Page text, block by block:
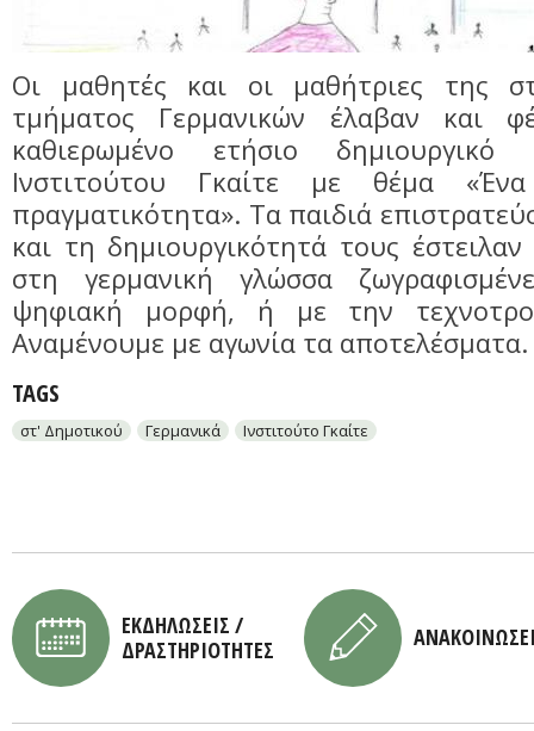
Οι μαθητές και οι μαθήτριες της
τμήματος Γερμανικών έλαβαν και
καθιερωμένο ετήσιο δημιουργικό
Ινστιτούτου Γκαίτε με θέμα «Ένα
πραγματικότητα». Τα παιδιά
και τη δημιουργικότητά τους έστειλαν
στη γερμανική γλώσσα
ψηφιακή μορφή, ή με την
Αναμένουμε με αγωνία τα αποτελέσματα.
TAGS
στ' Δημοτικού Γερμανικά Ινστιτούτο Γκαίτε
ΕΚΔΗΛΩΣΕΙΣ /
ΔΡΑΣΤΗΡΙΟΤΗΤΕΣ